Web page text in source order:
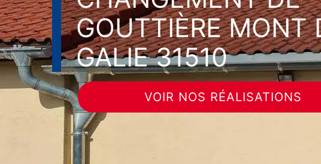
GOUTTIÈRE MONT
GALIE 31510
VOIR NOS RÉALISATIONS